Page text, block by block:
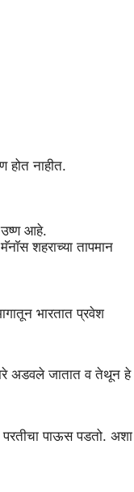
होत नाहीत.
उष्ण आहे.
शहराच्या तापमान
भारतात प्रवेश
अडवले जातात व तेथून हे
परतीचा पाऊस पडतो. अशा